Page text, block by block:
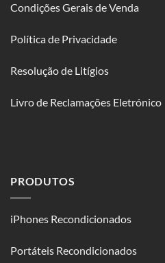
Condições Gerais de Venda
Política de Privacidade
Resolução de Litígios
Livro de Reclamações Eletrónico
PRODUTOS
iPhones Recondicionados
Portáteis Recondicionados